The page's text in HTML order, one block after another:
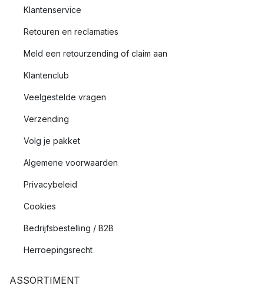
Klantenservice
Retouren en reclamaties
Meld een retourzending of claim aan
Klantenclub
Veelgestelde vragen
Verzending
Volg je pakket
Algemene voorwaarden
Privacybeleid
Cookies
Bedrijfsbestelling / B2B
Herroepingsrecht
ASSORTIMENT